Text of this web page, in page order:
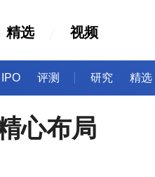
精选 视频
IPO 评测 研究 精选
心布局